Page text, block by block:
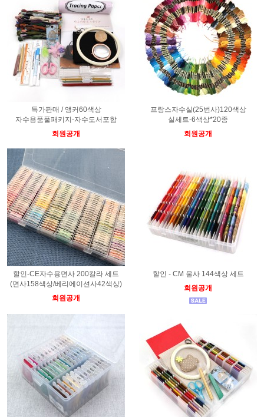
특가판매 / 앵커60색상
자수용품풀패키지-자수도서포함
회원공개
프랑스자수실(25번사)120색상
실세트-6색상*20종
회원공개
할인-CE자수용면사 200칼라 세트
(면사158색상/베리에이션사42색상)
회원공개
할인 - CM 울사 144색상 세트
회원공개